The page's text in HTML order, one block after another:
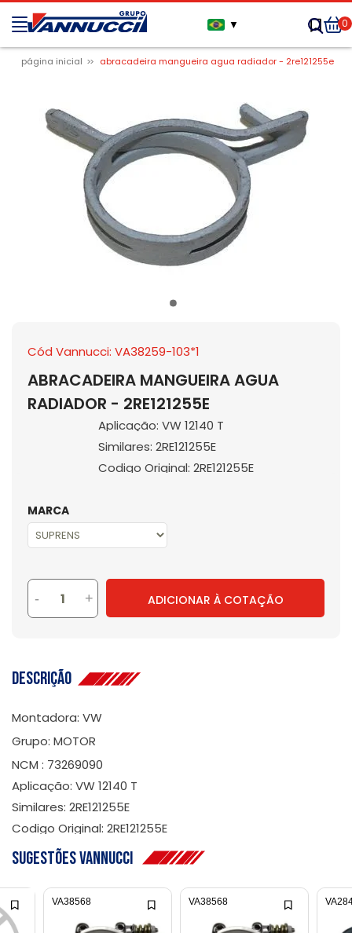
▼ 0
página inicial abracadeira mangueira agua radiador - 2re121255e
Cód Vannucci: VA38259-103*1
ABRACADEIRA MANGUEIRA AGUA
RADIADOR - 2RE121255E
Aplicação: VW 12140 T
Similares: 2RE121255E
Codigo Original: 2RE121255E
MARCA
- + ADICIONAR À COTAÇÃO
Descrição
Montadora: VW
Grupo: MOTOR
NCM : 73269090
Aplicação: VW 12140 T
Similares: 2RE121255E
Codigo Original: 2RE121255E
Sugestões Vannucci
VA38568 VA38568